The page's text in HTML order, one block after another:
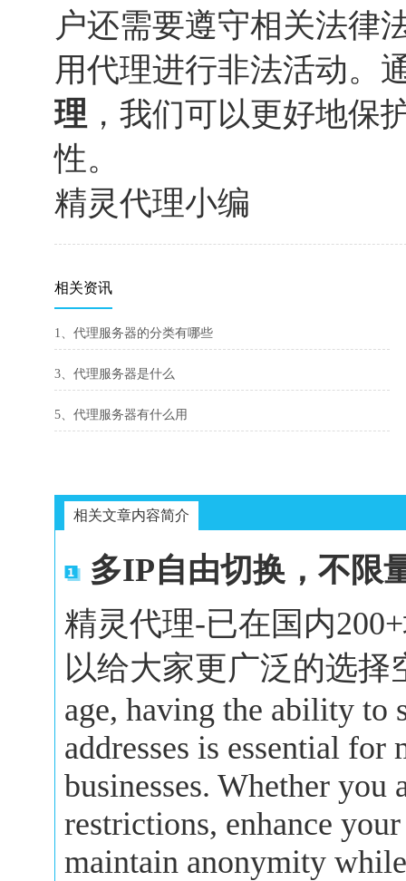
户还需要遵守相关法律
用代理进行非法活动。
理 ，我们可以更好地保
性。
精灵代理小编
相关资讯
1、代理服务器的分类有哪些
3、代理服务器是什么
5、代理服务器有什么用
相关文章内容简介
多IP自由切换，不限
精灵代理-已在国内
以给大家更广泛的选择
age, having the ability to
addresses is essential
businesses. Whether you
restrictions, enhance
maintain anonymity